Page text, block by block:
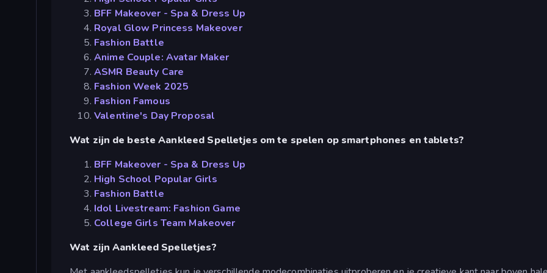
BFF Makeover - Spa & Dress Up
Royal Glow Princess Makeover
Fashion Battle
Anime Couple: Avatar Maker
ASMR Beauty Care
Fashion Week 2025
Fashion Famous
Valentine's Day Proposal
Wat zijn de beste Aankleed Spelletjes om te spelen op smartphones en tablets?
BFF Makeover - Spa & Dress Up
High School Popular Girls
Fashion Battle
Idol Livestream: Fashion Game
College Girls Team Makeover
Wat zijn Aankleed Spelletjes?